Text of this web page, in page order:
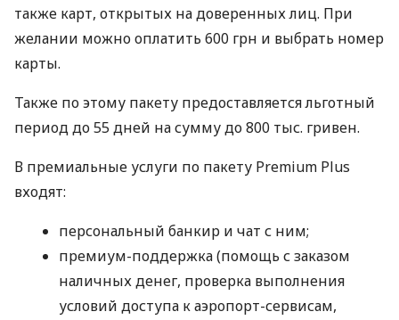
также карт, открытых на доверенных лиц. При
желании можно оплатить 600 грн и выбрать номер
карты.
Также по этому пакету предоставляется льготный
период до 55 дней на сумму до 800 тыс. гривен.
В премиальные услуги по пакету Premium Plus
входят:
персональный банкир и чат с ним;
премиум-поддержка (помощь с заказом
наличных денег, проверка выполнения
условий доступа к аэропорт-сервисам,